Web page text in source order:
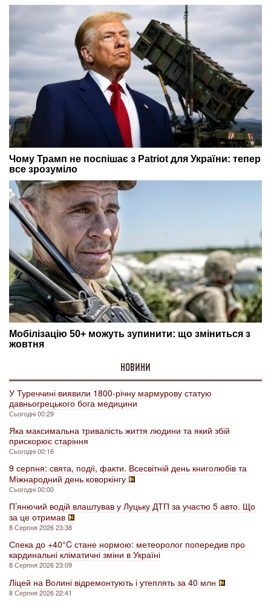
НОВИНИ
У Туреччині виявили 1800-річну мармурову статую
давньогрецького бога медицини
Сьогодні 00:29
Яка максимальна тривалість життя людини та який збій
прискорює старіння
Сьогодні 00:16
9 серпня: свята, події, факти. Всесвітній день книголюбів та
Міжнародний день коворкінгу
Сьогодні 00:00
П’янючий водій влаштував у Луцьку ДТП за участю 5 авто. Що
за це отримав
8 Серпня 2026 23:38
Спека до +40°C стане нормою: метеоролог попередив про
кардинальні кліматичні зміни в Україні
8 Серпня 2026 23:09
Ліцей на Волині відремонтують і утеплять за 40 млн
8 Серпня 2026 22:41